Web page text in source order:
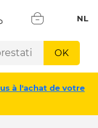
NL
OK
à l'achat de votre